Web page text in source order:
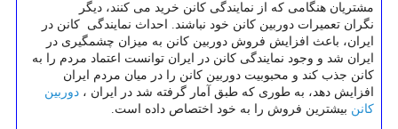
مشتریان هنگامی که از نمایندگی کانن خرید می کنند، دیگر
نگران تعمیرات دوربین کانن خود نباشند. احداث نمایندگی کانن در
ایران، باعث افزایش فروش دوربین کانن به میزان چشمگیری در
ایران شد و وجود نمایندگی کانن در ایران توانست اعتماد مردم را به
کانن جذب کند و محبوبیت دوربین کانن را در میان مردم ایران
افزایش دهد، به طوری که طبق آمار گرفته شد در ایران ، دوربین
کانن بیشترین فروش را به خود اختصاص داده است.